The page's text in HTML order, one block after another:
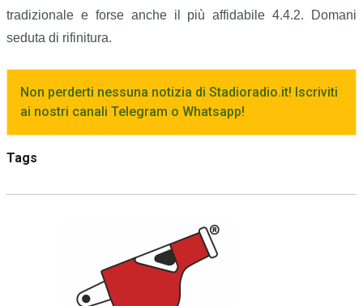
tradizionale e forse anche il più affidabile 4.4.2. Domani
seduta di rifinitura.
Non perderti nessuna notizia di Stadioradio.it! Iscriviti
ai nostri canali Telegram o Whatsapp!
Tags